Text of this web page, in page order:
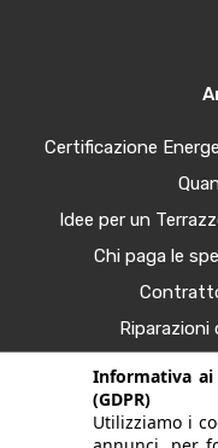
Certificazione
Idee per un
Chi paga le
Procura
Tendenze Arredo e
Bonus Casa al
Informativa ai
(GDPR)
Utilizziamo i